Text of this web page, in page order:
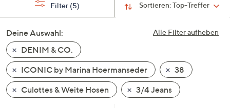
und
nach
unten
oder
wischen
Sie
auf
Sortieren:Top-Treffer
Filter (5)
Alle Filter aufheben
Deine Auswahl:
DENIM & CO.
ICONIC by Marina Hoermanseder
38
Culottes & Weite Hosen
3/4 Jeans